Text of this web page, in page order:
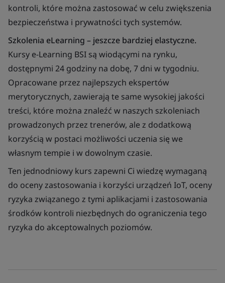
kontroli, które można zastosować w celu zwiększenia
bezpieczeństwa i prywatności tych systemów.
Szkolenia eLearning – jeszcze bardziej elastyczne.
Kursy e-Learning BSI są wiodącymi na rynku,
dostępnymi 24 godziny na dobę, 7 dni w tygodniu.
Opracowane przez najlepszych ekspertów
merytorycznych, zawierają te same wysokiej jakości
treści, które można znaleźć w naszych szkoleniach
prowadzonych przez trenerów, ale z dodatkową
korzyścią w postaci możliwości uczenia się we
własnym tempie i w dowolnym czasie.
Ten jednodniowy kurs zapewni Ci wiedzę wymaganą
do oceny zastosowania i korzyści urządzeń IoT, oceny
ryzyka związanego z tymi aplikacjami i zastosowania
środków kontroli niezbędnych do ograniczenia tego
ryzyka do akceptowalnych poziomów.